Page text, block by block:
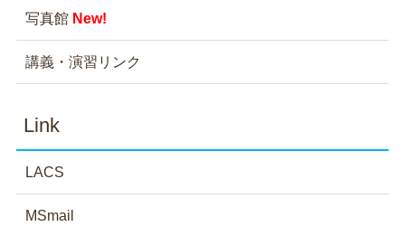
写真館 New!
講義・演習リンク
Link
LACS
MSmail